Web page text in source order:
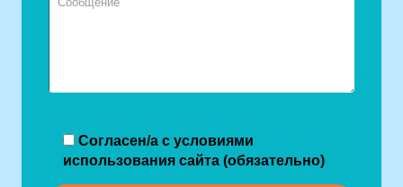
Согласен/а с условиями
использования сайта (обязательно)